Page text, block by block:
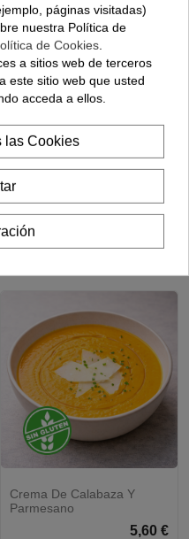
¡GUARNICIÓN A ELEGIR!
Centros De Bacalao Con
Pisto
12,50 €
Crema De Calabaza Y
Parmesano
5,60 €
páginas visitadas)
nuestra Política de
de Cookies
a sitios web de terceros
este sitio web que usted
acceda a ellos.
las Cookies